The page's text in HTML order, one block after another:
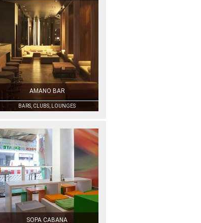
AMANO BAR
BARS, CLUBS, LOUNGES
SOPA CABANA